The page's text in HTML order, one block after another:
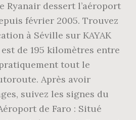
Ryanair dessert l’aéroport
février 2005. Trouvez
à Séville sur KAYAK
de 195 kilomètres entre
tout le
Après avoir
suivez les signes du
de Faro : Situé